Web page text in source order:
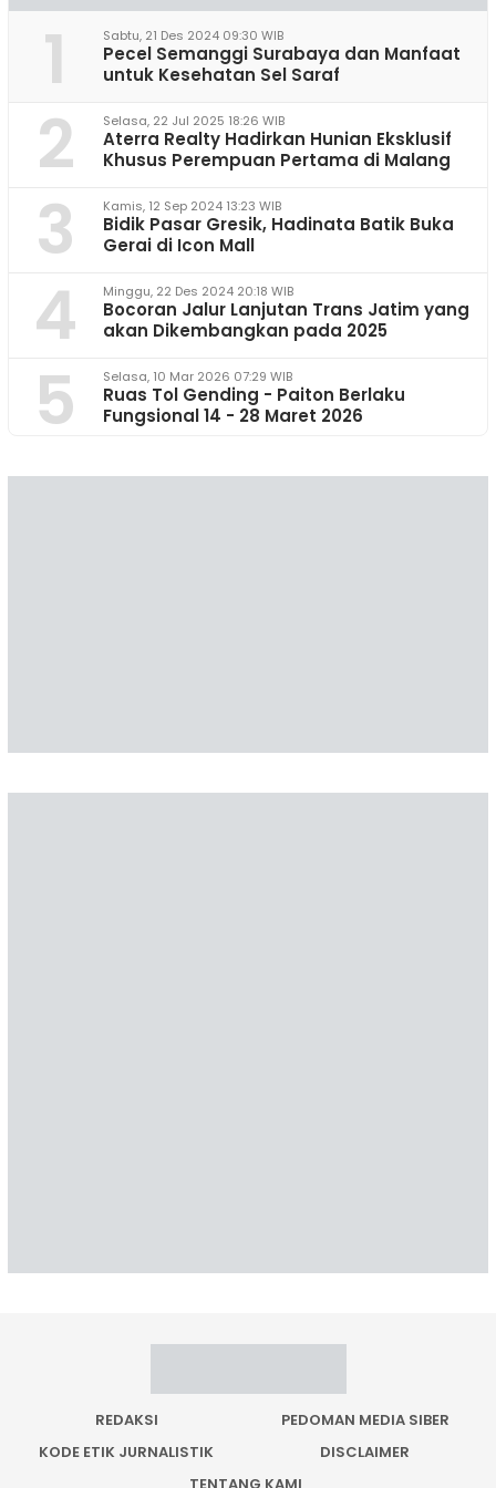
1 Sabtu, 21 Des 2024 09:30 WIB
Pecel Semanggi Surabaya dan Manfaat
untuk Kesehatan Sel Saraf
2 Selasa, 22 Jul 2025 18:26 WIB
Aterra Realty Hadirkan Hunian Eksklusif
Khusus Perempuan Pertama di Malang
3 Kamis, 12 Sep 2024 13:23 WIB
Bidik Pasar Gresik, Hadinata Batik Buka
Gerai di Icon Mall
4 Minggu, 22 Des 2024 20:18 WIB
Bocoran Jalur Lanjutan Trans Jatim yang
akan Dikembangkan pada 2025
5 Selasa, 10 Mar 2026 07:29 WIB
Ruas Tol Gending - Paiton Berlaku
Fungsional 14 - 28 Maret 2026
REDAKSI
PEDOMAN MEDIA SIBER
KODE ETIK JURNALISTIK
DISCLAIMER